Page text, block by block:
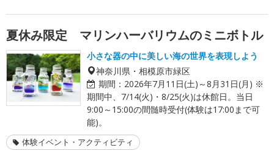
夏休み限定 マリンハーバリウムのミニボトル
小さな器の中に美しい海の世界を表現しよう
神奈川県・相模原市緑区
期間： 2026年7月11日(土)～8月31日(月) ※
期間中、7/14(火)・8/25(火)は休館日。当日
9:00～15:00の間髄時受付(体験は17:00まで可
能)。
体験イベント・アクティビティ